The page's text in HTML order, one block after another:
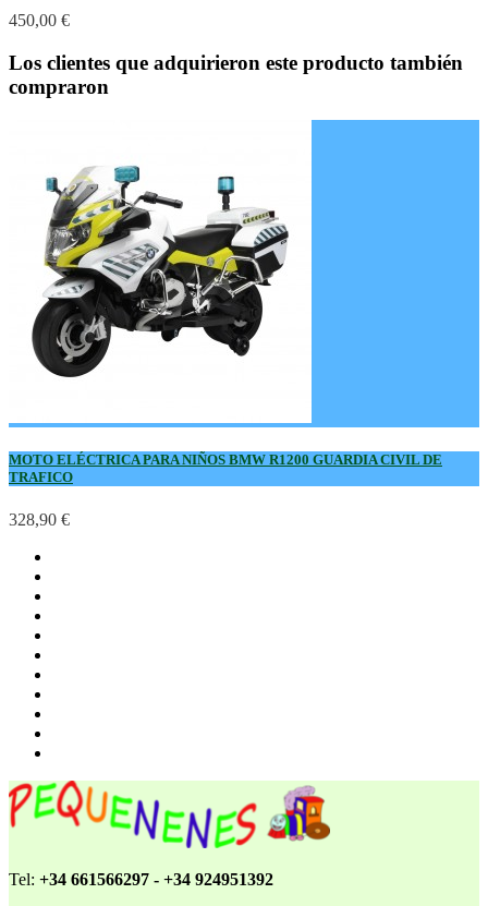
450,00 €
Los clientes que adquirieron este producto también
compraron
MOTO ELÉCTRICA PARA NIÑOS BMW R1200 GUARDIA CIVIL DE
TRAFICO
328,90 €
Tel: +34 661566297 - +34 924951392